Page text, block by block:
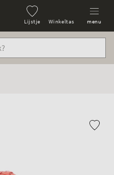
Lijstje Winkeltas menu